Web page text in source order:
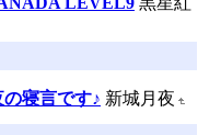
の寝言です♪ 新城月夜